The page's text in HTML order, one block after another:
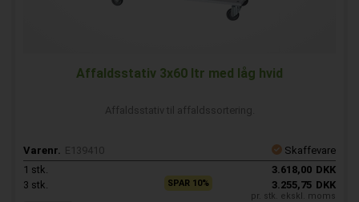
Affaldsstativ 3x60 ltr med låg hvid
Affaldsstativ til affaldssortering.
Varenr. E139410
Skaffevare
1 stk. 3.618,00 DKK
3 stk. SPAR 10% 3.255,75 DKK
pr. stk. ekskl. moms